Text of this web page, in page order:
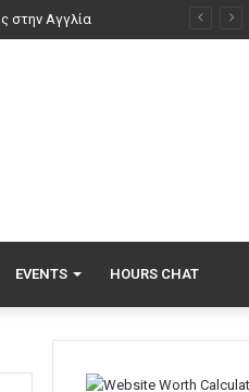
EVENTS HOURS CHAT